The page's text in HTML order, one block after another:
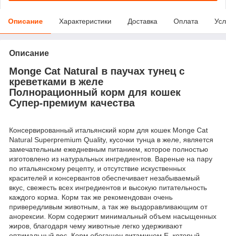
Описание Характеристики Доставка Оплата
Описание
Monge Cat Natural в паучах тунец с
креветками в желе
Полнорационный корм для кошек
Супер-премиум качества
Консервированный итальянский корм для кошек Monge Cat
Natural Superpremium Quality, кусочки тунца в желе, является
замечательным ежедневным питанием, которое полностью
изготовлено из натуральных ингредиентов. Вареные на пару
по итальянскому рецепту, и отсутствие искуственных
красителей и консервантов обеспечивает незабываемый
вкус, свежесть всех ингредиентов и высокую питательность
каждого корма. Корм так же рекомендован очень
привередливым животным, а так же выздоравливающим от
анорексии. Корм содержит минимальный объем насыщенных
жиров, благодаря чему животные легко удерживают